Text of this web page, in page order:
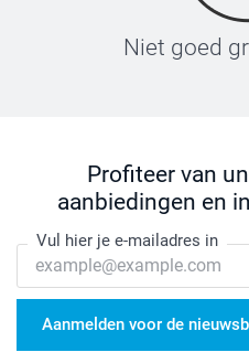
Niet goed
Profiteer van
aanbiedingen en
Vul hier je e-mailadres in
Aanmelden voor de